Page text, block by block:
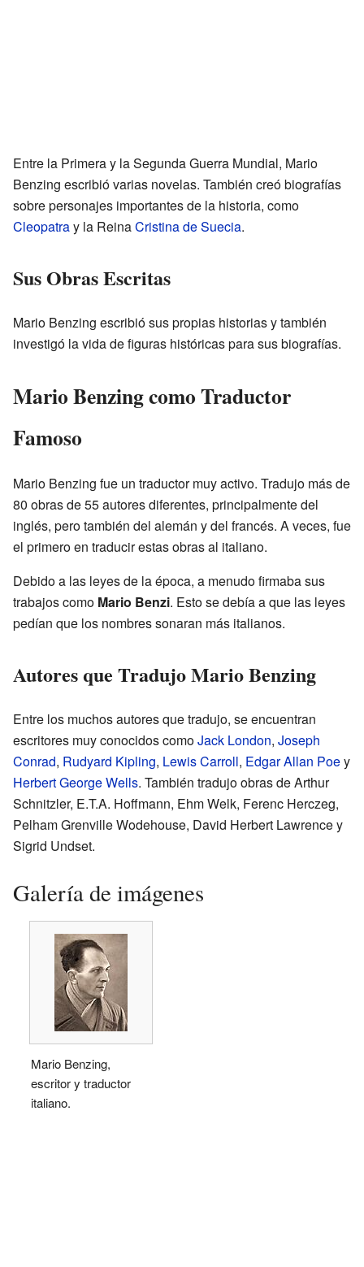
Entre la Primera y la Segunda Guerra Mundial, Mario
Benzing escribió varias novelas. También creó biografías
sobre personajes importantes de la historia, como
Cleopatray la ReinaCristina de Suecia.
Sus Obras Escritas
Mario Benzing escribió sus propias historias y también
investigó la vida de figuras históricas para sus biografías.
Mario Benzing como Traductor
Famoso
Mario Benzing fue un traductor muy activo. Tradujo más de
80 obras de 55 autores diferentes, principalmente del
inglés, pero también del alemán y del francés. A veces, fue
el primero en traducir estas obras al italiano.
Debido a las leyes de la época, a menudo firmaba sus
trabajos como Mario Benzi. Esto se debía a que las leyes
pedían que los nombres sonaran más italianos.
Autores que Tradujo Mario Benzing
Entre los muchos autores que tradujo, se encuentran
escritores muy conocidos comoJack London, Joseph
Conrad, Rudyard Kipling, Lewis Carroll, Edgar Allan Poey
Herbert George Wells. También tradujo obras de Arthur
Schnitzler, E.T.A. Hoffmann, Ehm Welk, Ferenc Herczeg,
Pelham Grenville Wodehouse, David Herbert Lawrence y
Sigrid Undset.
Galería de imágenes
Mario Benzing,
escritor y traductor
italiano.